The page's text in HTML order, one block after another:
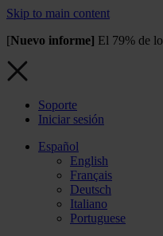
Skip to main content
[Nuevo informe] El 79% de
Soporte
Iniciar sesión
Español
English
Français
Deutsch
Italiano
Portuguese